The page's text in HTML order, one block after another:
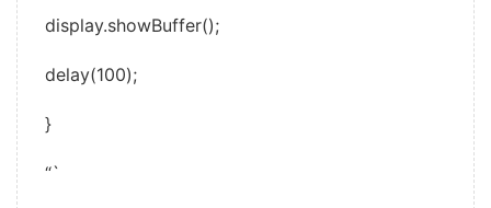
display.showBuffer();
delay(100);
}
“`